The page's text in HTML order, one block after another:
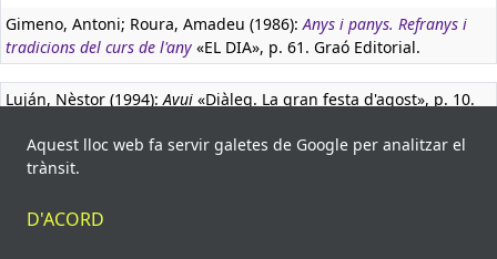
Gimeno, Antoni; Roura, Amadeu (1986):Anys i panys. Refranys i
tradicions del curs de l'any «EL DIA», p. 61. Graó Editorial.
Luján, Nèstor (1994):Avui «Diàleg. La gran festa d'agost», p. 10.
Lloc: Vic (Osona).
«Els refranys. II. El calendari. Les festes d'agost», p. 205. Llibres
Aquest lloc web fa servir galetes de Google per analitzar el
trànsit.
D'ACORD